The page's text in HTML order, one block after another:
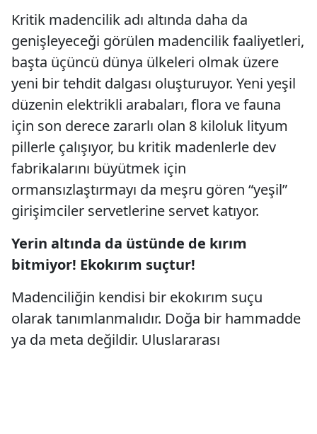
Kritik madencilik adı altında daha da
genişleyeceği görülen madencilik faaliyetleri,
başta üçüncü dünya ülkeleri olmak üzere
yeni bir tehdit dalgası oluşturuyor. Yeni yeşil
düzenin elektrikli arabaları, flora ve fauna
için son derece zararlı olan 8 kiloluk lityum
pillerle çalışıyor, bu kritik madenlerle dev
fabrikalarını büyütmek için
ormansızlaştırmayı da meşru gören “yeşil”
girişimciler servetlerine servet katıyor.
Yerin altında da üstünde de kırım
bitmiyor! Ekokırım suçtur!
Madenciliğin kendisi bir ekokırım suçu
olarak tanımlanmalıdır. Doğa bir hammadde
ya da meta değildir. Uluslararası